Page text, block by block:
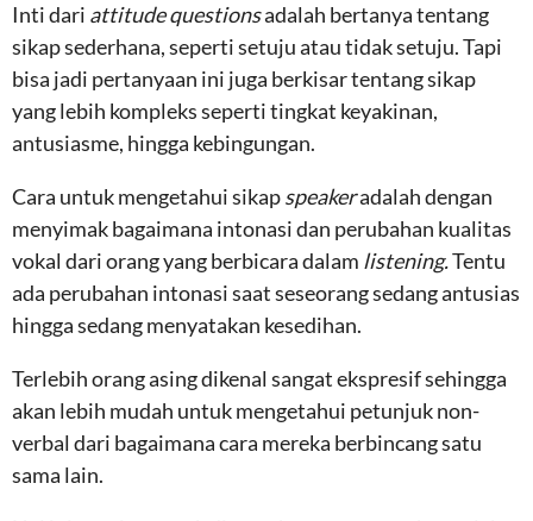
Inti dari attitude questionsadalah bertanya tentang
sikap sederhana, seperti setuju atau tidak setuju. Tapi
bisa jadi pertanyaan ini juga berkisar tentang sikap
yang lebih kompleks seperti tingkat keyakinan,
antusiasme, hingga kebingungan.
Cara untuk mengetahui sikapspeakeradalah dengan
menyimak bagaimana intonasi dan perubahan kualitas
vokal dari orang yang berbicara dalam listening.Tentu
ada perubahan intonasi saat seseorang sedang antusias
hingga sedang menyatakan kesedihan.
Terlebih orang asing dikenal sangat ekspresif sehingga
akan lebih mudah untuk mengetahui petunjuk non-
verbal dari bagaimana cara mereka berbincang satu
sama lain.